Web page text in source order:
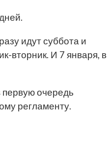
идут суббота и
вторник. И 7 января, в
очередь
регламенту.